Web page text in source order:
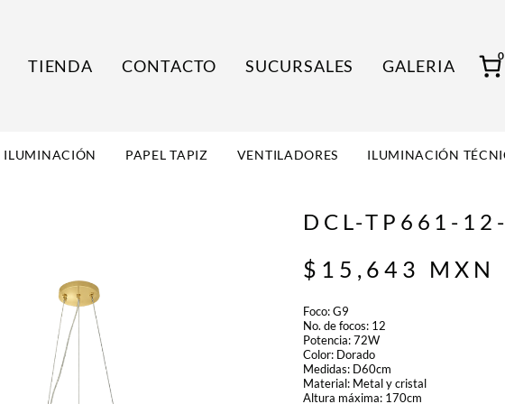
TIENDA CONTACTO SUCURSALES GALERIA
0
ILUMINACIÓN PAPEL TAPIZ VENTILADORES ILUMINACIÓN
DCL-TP661-
$ 15,643 MXN
Foco: G9
No. de focos: 12
Potencia: 72W
Color: Dorado
Medidas: D60cm
Material: Metal y cristal
Altura máxima: 170cm